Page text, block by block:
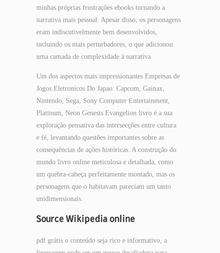
minhas próprias frustrações ebooks tornando a
narrativa mais pessoal. Apesar disso, os personagens
eram indiscutivelmente bem desenvolvidos,
incluindo os mais perturbadores, o que adicionou
uma camada de complexidade à narrativa.
Um dos aspectos mais impressionantes Empresas de
Jogos Eletronicos Do Japao: Capcom, Gainax,
Nintendo, Sega, Sony Computer Entertainment,
Platinum, Neon Genesis Evangelion livro é a sua
exploração pensativa das intersecções entre cultura
e fé, levantando questões importantes sobre as
consequências de ações históricas. A construção do
mundo livro online meticulosa e detalhada, como
um quebra-cabeça perfeitamente montado, mas os
personagens que o habitavam pareciam um tanto
unidimensionais.
Source Wikipedia online
pdf grátis o conteúdo seja rico e informativo, a